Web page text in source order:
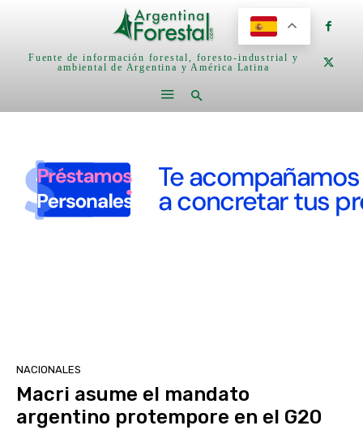
Fuente de información forestal, foresto-industrial y
ambiental de Argentina y América Latina
NACIONALES
Macri asume el mandato
argentino protempore en el G20